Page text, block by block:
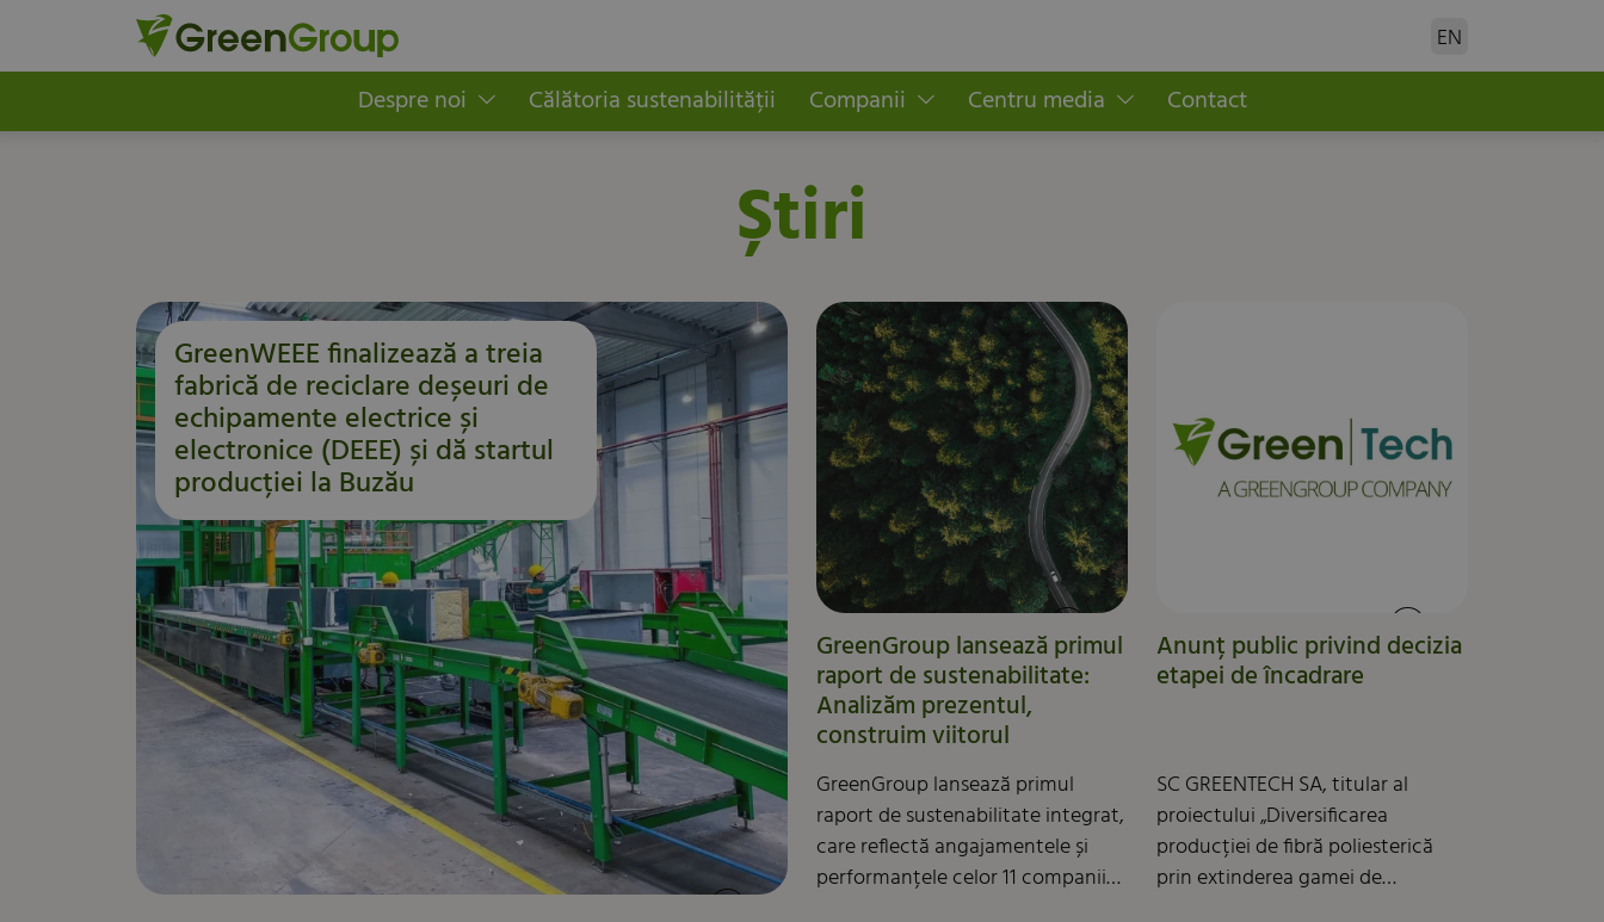
EN
Despre noi Călătoria sustenabilității Companii Centru media Contact
Știri
GreenWEEE finalizează a treia
fabrică de reciclare deșeuri de
echipamente electrice și
electronice (DEEE) și dă startul
producției la Buzău
GreenGroup lansează primul
raport de sustenabilitate:
Analizăm prezentul,
construim viitorul
GreenGroup lansează primul
raport de sustenabilitate integrat,
care reflectă angajamentele și
performanțele celor 11 companii
Anunț public privind decizia
etapei de încadrare
SC GREENTECH SA, titular al
proiectului „Diversificarea
producției de fibră poliesterică
prin extinderea gamei de